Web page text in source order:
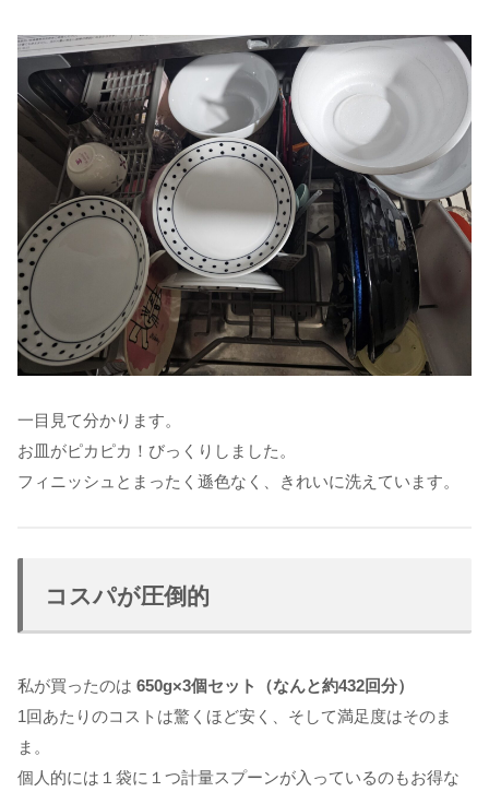
一目見て分かります。
お皿がピカピカ！びっくりしました。
フィニッシュとまったく遜色なく、きれいに洗えています。
コスパが圧倒的
私が買ったのは 650g×3個セット（なんと約432回分）
1回あたりのコストは驚くほど安く、そして満足度はそのま
ま。
個人的には１袋に１つ計量スプーンが入っているのもお得な